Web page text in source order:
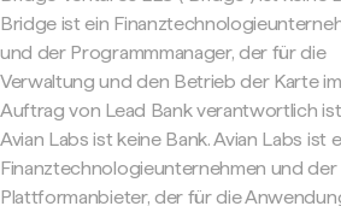
Bridge ist ein
und der Programmmanager, der für die
Verwaltung und den Betrieb der Karte im
Auftrag von Lead Bank verantwortlich
Avian Labs ist keine Bank. Avian Labs ist
Finanztechnologieunternehmen und der
Plattformanbieter, der für die